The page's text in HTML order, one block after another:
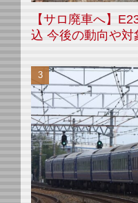
【サロ廃車へ】
込 今後の動向や対